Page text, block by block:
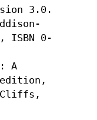
3.0.
ISBN 0-
A
edition,
Cliffs,